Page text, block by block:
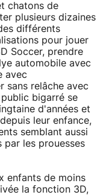
chatons de
plusieurs dizaines
différents
pour jouer
Soccer, prendre
automobile avec
avec
sans relâche avec
bigarré se
d'années et
leur enfance,
semblant aussi
par les prouesses
enfants de moins
la fonction 3D,